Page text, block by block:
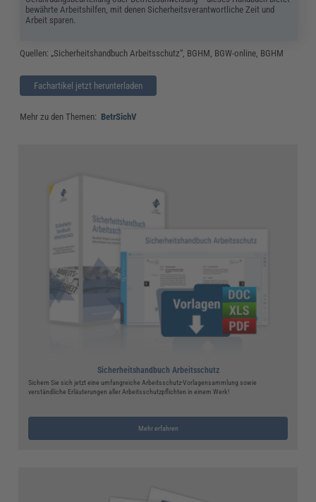
bewährte Arbeitshilfen, mit denen Sicherheitsverantwortliche Zeit und
Arbeit sparen.
Quellen: „Sicherheitshandbuch Arbeitsschutz“, BGHM, BGW-online, BGHM
Fachartikel jetzt herunterladen
Mehr zu den Themen: BetrSichV
Sicherheitshandbuch Arbeitsschutz
Sichern Sie sich jetzt eine umfangreiche Arbeitsschutz-Vorlagensammlung sowie
verständliche Erläuterungen aller Arbeitsschutzpflichten in einem Werk!
Mehr erfahren